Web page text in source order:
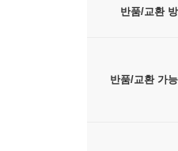
반품/교환 방
반품/교환 가